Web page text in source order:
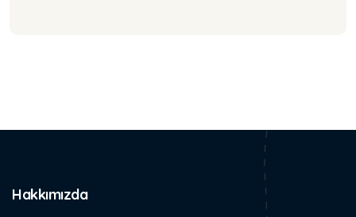
Hakkımızda